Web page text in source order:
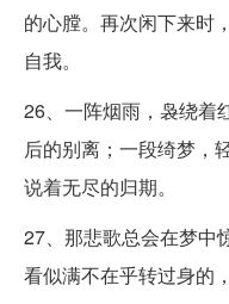
的心膛。再次闲下来时
自我。
26、一阵烟雨，袅绕着
后的别离；一段绮梦，
说着无尽的归期。
27、那悲歌总会在梦中
看似满不在乎转过身的